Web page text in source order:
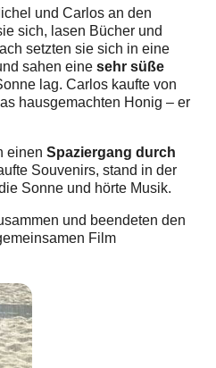
und Carlos an den
sich, lasen Bücher und
setzten sie sich in eine
sahen einesehr süße
lag. Carlos kaufte von
hausgemachten Honig –er
einen Spaziergang durch
Souvenirs, stand in der
Sonne und hörte Musik.
und beendeten den
Film